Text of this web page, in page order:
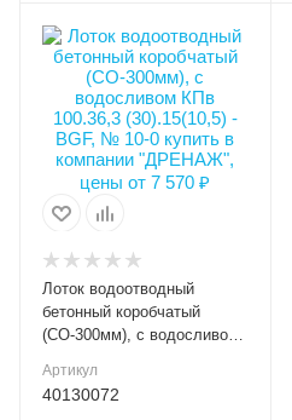
1000
Высота внешняя (мм)
150
Ширина внешняя (мм)
363
Ширина внутренняя
DN300
105
Класс нагрузки
C250
Материал лотка и
решетки
Лоток водоотводный
бетонный коробчатый
(СО-300мм), с водосливом
BGF, № 10-0
Артикул
40130072